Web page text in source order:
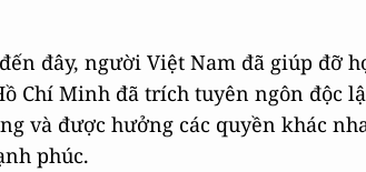
đây, người Việt Nam đã giúp đỡ
Chí Minh đã trích tuyên ngôn độc
và được hưởng các quyền khác
phúc.